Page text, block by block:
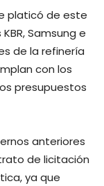
platicó de este
Samsung e
de la refinería
con los
presupuestos
anteriores
de licitación
ya que